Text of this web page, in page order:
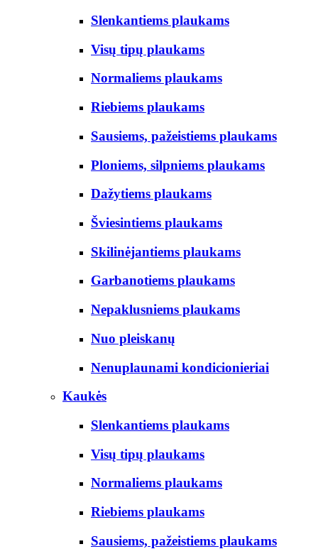
Slenkantiems plaukams
Visų tipų plaukams
Normaliems plaukams
Riebiems plaukams
Sausiems, pažeistiems plaukams
Ploniems, silpniems plaukams
Dažytiems plaukams
Šviesintiems plaukams
Skilinėjantiems plaukams
Garbanotiems plaukams
Nepaklusniems plaukams
Nuo pleiskanų
Nenuplaunami kondicionieriai
Kaukės
Slenkantiems plaukams
Visų tipų plaukams
Normaliems plaukams
Riebiems plaukams
Sausiems, pažeistiems plaukams